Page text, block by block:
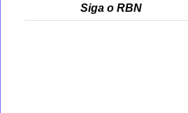
Siga o RBN